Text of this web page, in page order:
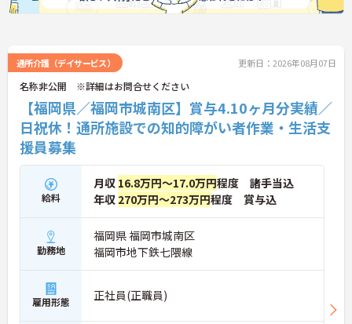
通所介護（デイサービス） 更新日：2026年08月07日
名称非公開 ※詳細はお問合せください
【福岡県／福岡市城南区】賞与4.10ヶ月分実績／
日祝休！通所施設での知的障がい者作業・生活支
援員募集
給料
月収 16.8万円～17.0万円程度 諸手当込
年収 270万円～273万円程度 賞与込
勤務地
福岡県 福岡市城南区
福岡市地下鉄七隈線
雇用形態 正社員(正職員)